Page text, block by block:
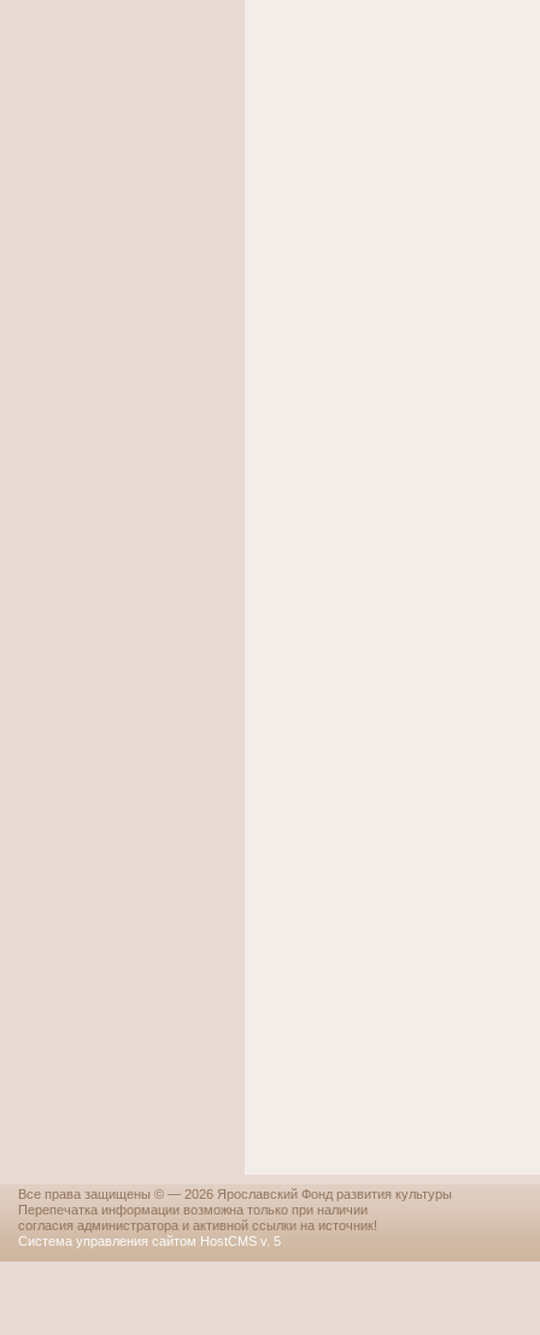
Все права защищены © — 2026 Ярославский Фонд развития культуры
Перепечатка информации возможна только при наличии
согласия администратора и активной ссылки на источник!
Система управления сайтом HostCMS v. 5